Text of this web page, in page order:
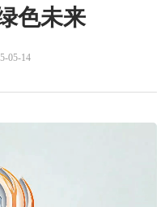
色未来
05-14